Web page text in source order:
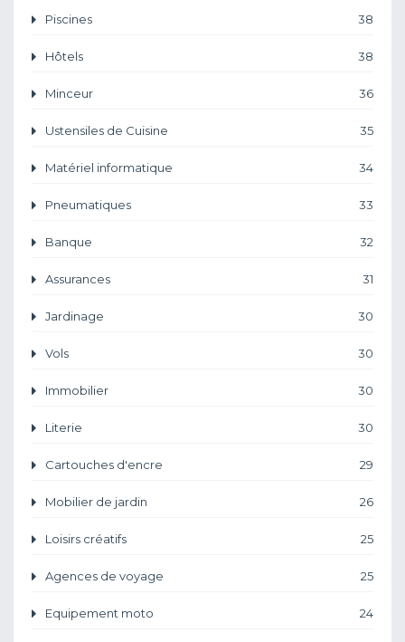
Piscines 38
Hôtels 38
Minceur 36
Ustensiles de Cuisine 35
Matériel informatique 34
Pneumatiques 33
Banque 32
Assurances 31
Jardinage 30
Vols 30
Immobilier 30
Literie 30
Cartouches d'encre 29
Mobilier de jardin 26
Loisirs créatifs 25
Agences de voyage 25
Equipement moto 24